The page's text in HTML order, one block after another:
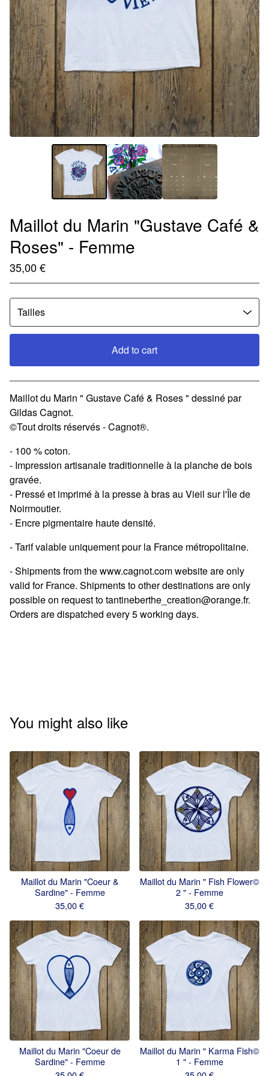
Maillot du Marin "Gustave Café &
Roses" - Femme
35,00€
Add to cart
View cart
Maillot du Marin " Gustave Café & Roses " dessiné par
Gildas Cagnot.
©Tout droits réservés - Cagnot®.
- 100 % coton.
- Impression artisanale traditionnelle à la planche de bois
gravée.
- Pressé et imprimé à la presse à bras au Vieil sur l'Île de
Noirmoutier.
- Encre pigmentaire haute densité.
- Tarif valable uniquement pour la France métropolitaine.
- Shipments from the www.cagnot.com website are only
valid for France. Shipments to other destinations are only
possible on request totantineberthe_creation@orange.fr.
Orders are dispatched every 5 working days.
You might also like
Maillot du Marin "Coeur &
Sardine" - Femme
35,00€
Maillot du Marin " Fish Flower©
2 " - Femme
35,00€
Maillot du Marin "Coeur de
Sardine" - Femme
Maillot du Marin " Karma Fish©
1 " - Femme